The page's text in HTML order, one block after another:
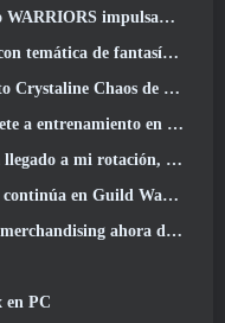
impulsado por la comunidad
medieval, 'Dragon's Claim'
Chaos de Star Trek Online
el tráiler Live Action Burst Fest de Delta Force
a mi rotación, Por ahora
Wars 2 La próxima semana
disponibles para comprar
en PC